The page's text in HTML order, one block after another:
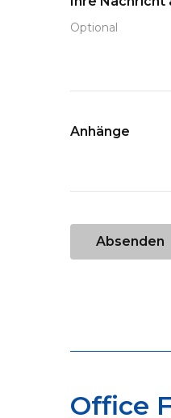
Optional
Anhänge
Absenden
Office